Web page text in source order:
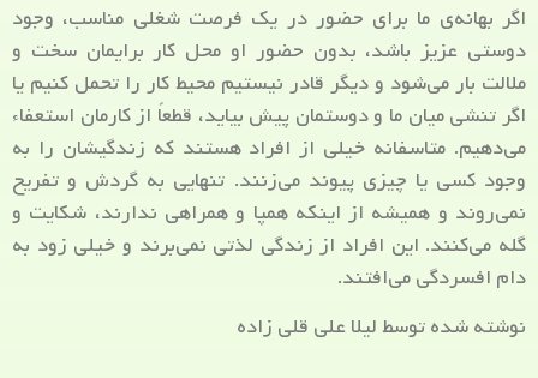
اگر بهانه‌ی ما برای حضور در یک فرصت شغلی مناسب، وجود
دوستی عزیز باشد، بدون حضور او محل کار برایمان سخت و
ملالت بار می‌شود و دیگر قادر نیستیم محیط کار را تحمل کنیم یا
اگر تنشی میان ما و دوستمان پیش بیاید، قطعاً از کارمان استعفاء
می‌دهیم. متاسفانه خیلی از افراد هستند که زندگیشان را به
وجود کسی یا چیزی پیوند می‌زنند. تنهایی به گردش و تفریح
نمی‌روند و همیشه از اینکه همپا و همراهی ندارند، شکایت و
گله می‌کنند. این افراد از زندگی لذتی نمی‌برند و خیلی زود به
دام افسردگی می‌افتند.
نوشته شده توسط لیلا علی قلی زاده